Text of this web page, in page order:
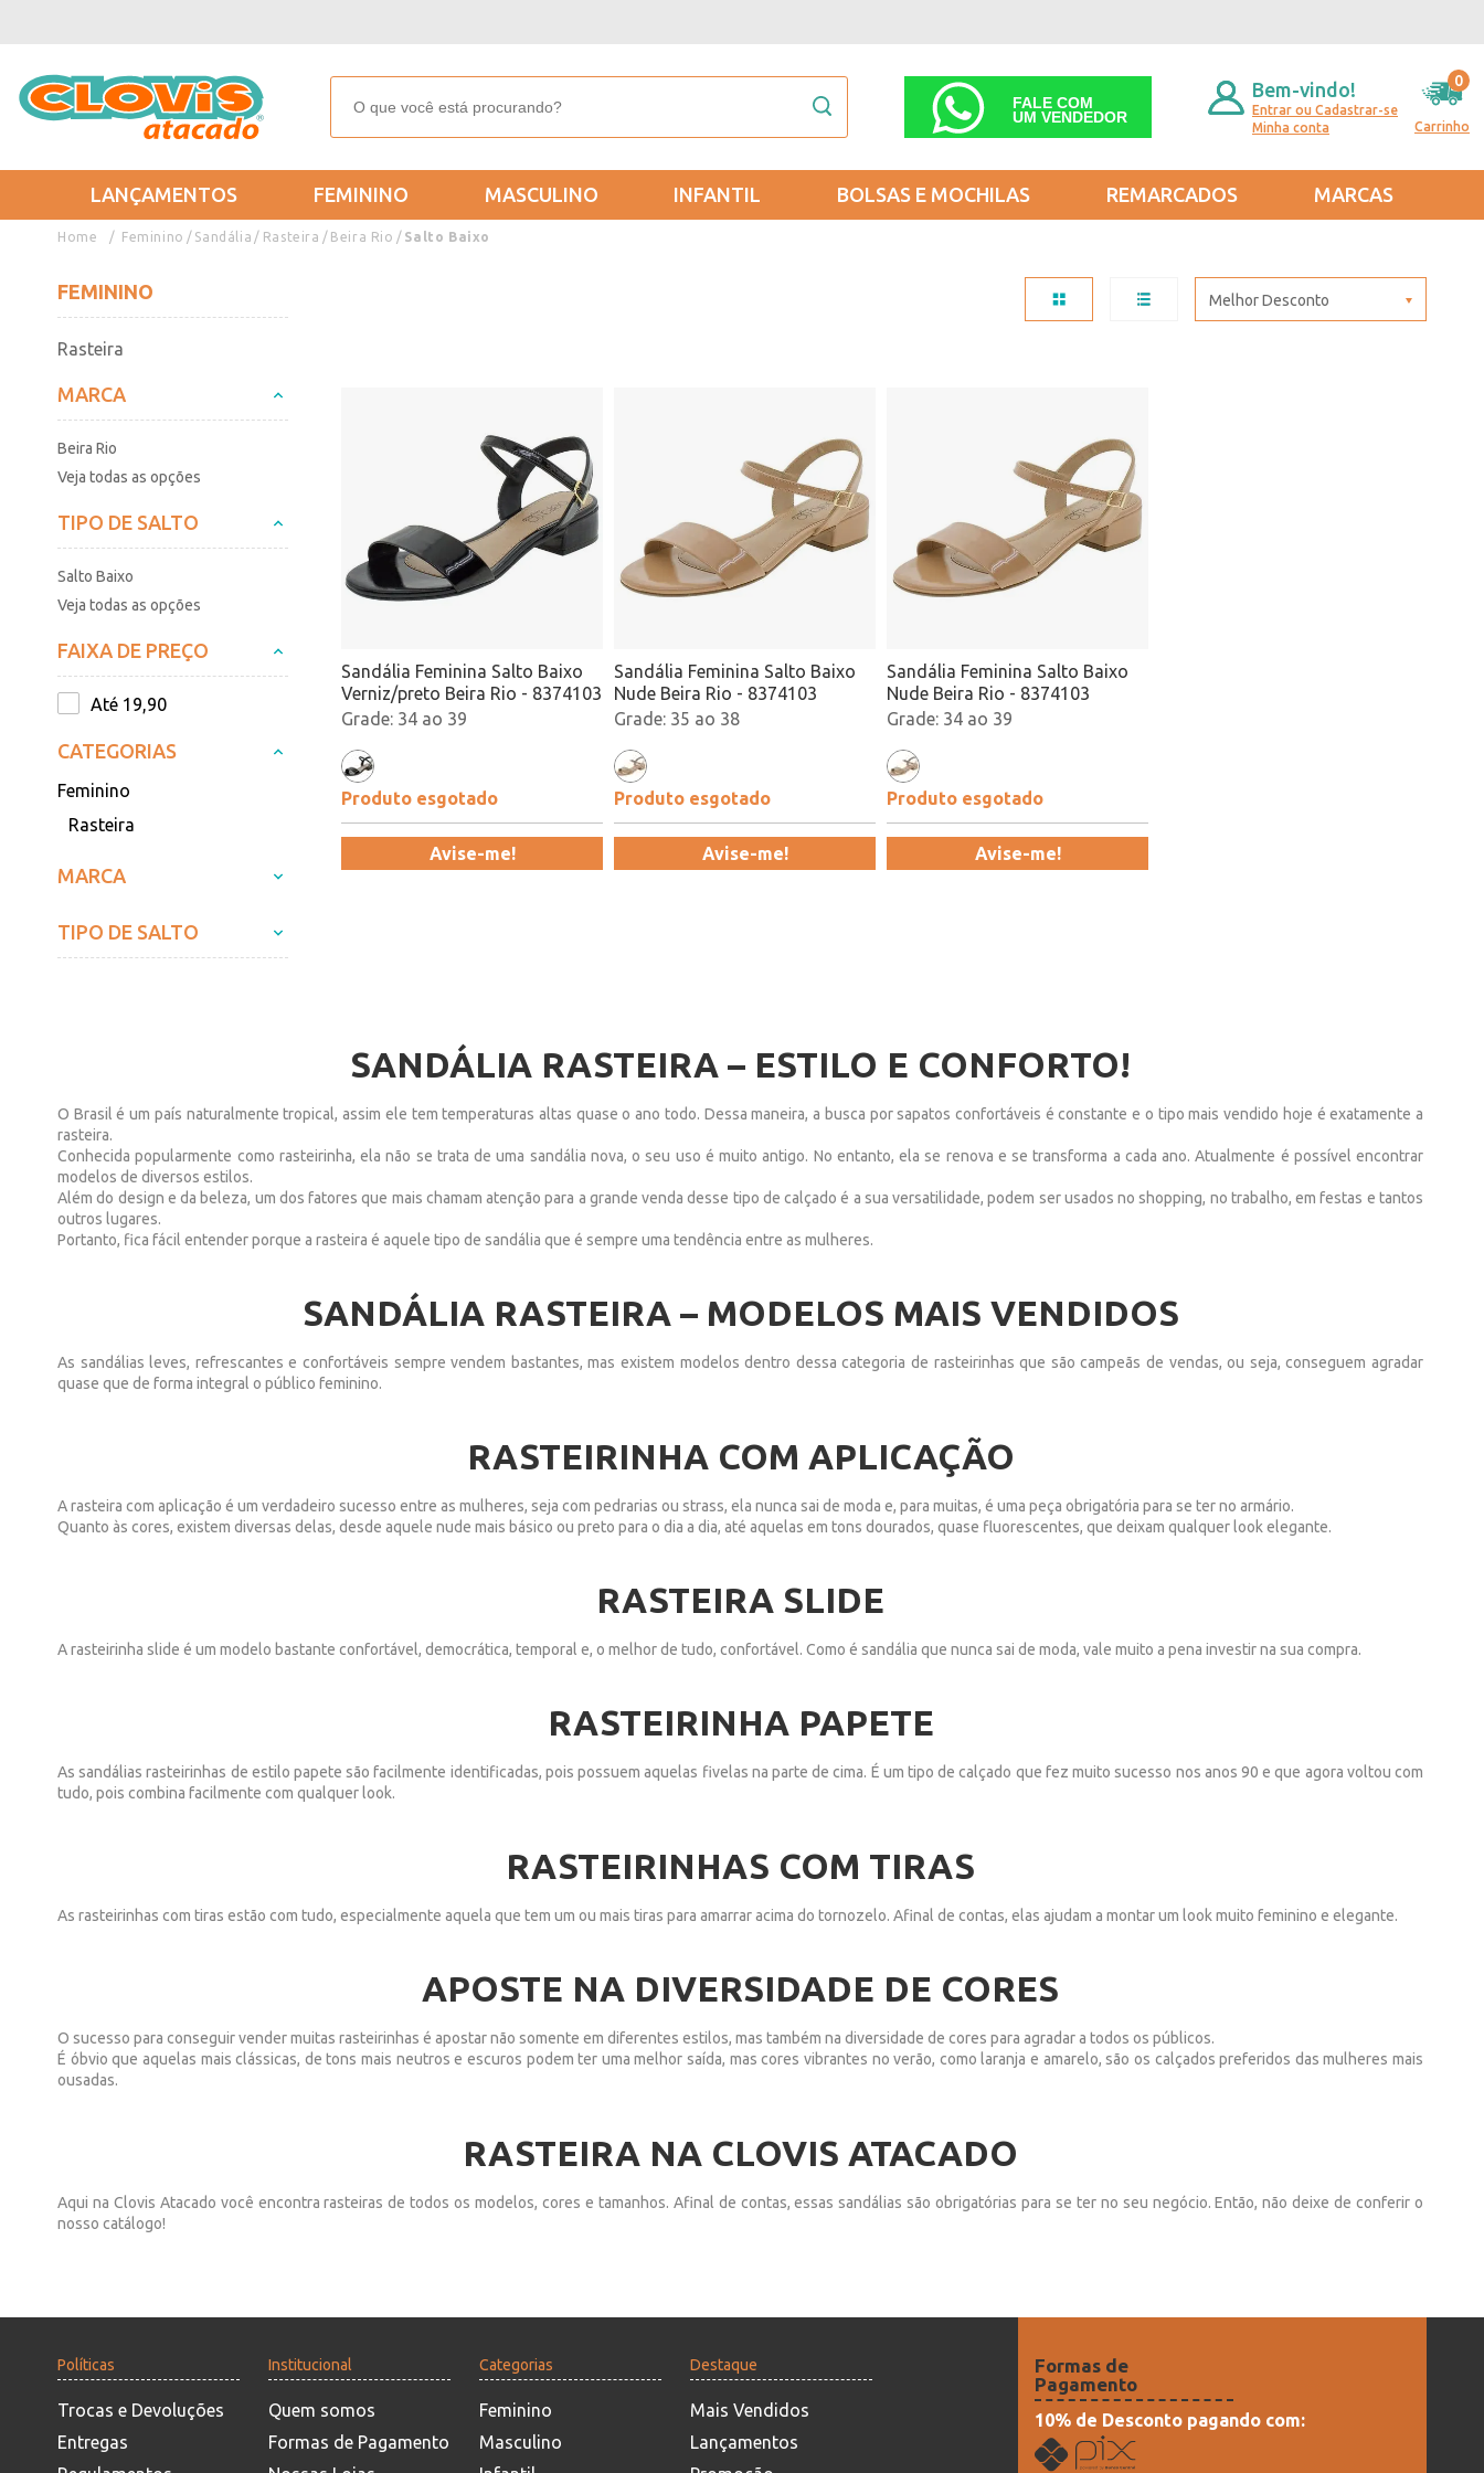
FALE COM
UM VENDEDOR
Bem-vindo!
Entrar ou Cadastrar-se
Minha conta
Carrinho
0
LANÇAMENTOS FEMININO MASCULINO INFANTIL BOLSAS E MOCHILAS REMARCADOS MARCAS
Feminino Sandália Rasteira Beira Rio Salto Baixo
FEMININO
Rasteira
MARCA
Beira Rio
Veja todas as opções
TIPO DE SALTO
Salto Baixo
Veja todas as opções
FAIXA DE PREÇO
Até 19,90
CATEGORIAS
Feminino
Rasteira
MARCA
TIPO DE SALTO
Melhor Desconto
Sandália Feminina Salto Baixo
Verniz/preto Beira Rio - 8374103
34 ao 39
Produto esgotado
Avise-me!
Sandália Feminina Salto Baixo
Nude Beira Rio - 8374103
35 ao 38
Produto esgotado
Avise-me!
Sandália Feminina Salto Baixo
Nude Beira Rio - 8374103
34 ao 39
Produto esgotado
Avise-me!
SANDÁLIA RASTEIRA – ESTILO E CONFORTO!
O Brasil é um país naturalmente tropical, assim ele tem temperaturas altas quase o ano todo. Dessa maneira, a busca por sapatos confortáveis é constante e o tipo mais vendido hoje é exatamente a
rasteira.
Conhecida popularmente como rasteirinha, ela não se trata de uma sandália nova, o seu uso é muito antigo. No entanto, ela se renova e se transforma a cada ano. Atualmente é possível encontrar
modelos de diversos estilos.
Além do design e da beleza, um dos fatores que mais chamam atenção para a grande venda desse tipo de calçado é a sua versatilidade, podem ser usados no shopping, no trabalho, em festas e tantos
outros lugares.
Portanto, fica fácil entender porque a rasteira é aquele tipo de sandália que é sempre uma tendência entre as mulheres.
SANDÁLIA RASTEIRA – MODELOS MAIS VENDIDOS
As sandálias leves, refrescantes e confortáveis sempre vendem bastantes, mas existem modelos dentro dessa categoria de rasteirinhas que são campeãs de vendas, ou seja, conseguem agradar
quase que de forma integral o público feminino.
RASTEIRINHA COM APLICAÇÃO
A rasteira com aplicação é um verdadeiro sucesso entre as mulheres, seja com pedrarias ou strass, ela nunca sai de moda e, para muitas, é uma peça obrigatória para se ter no armário.
Quanto às cores, existem diversas delas, desde aquele nude mais básico ou preto para o dia a dia, até aquelas em tons dourados, quase fluorescentes, que deixam qualquer look elegante.
RASTEIRA SLIDE
A rasteirinha slide é um modelo bastante confortável, democrática, temporal e, o melhor de tudo, confortável. Como é sandália que nunca sai de moda, vale muito a pena investir na sua compra.
RASTEIRINHA PAPETE
As sandálias rasteirinhas de estilo papete são facilmente identificadas, pois possuem aquelas fivelas na parte de cima. É um tipo de calçado que fez muito sucesso nos anos 90 e que agora voltou com
tudo, pois combina facilmente com qualquer look.
RASTEIRINHAS COM TIRAS
As rasteirinhas com tiras estão com tudo, especialmente aquela que tem um ou mais tiras para amarrar acima do tornozelo. Afinal de contas, elas ajudam a montar um look muito feminino e elegante.
APOSTE NA DIVERSIDADE DE CORES
O sucesso para conseguir vender muitas rasteirinhas é apostar não somente em diferentes estilos, mas também na diversidade de cores para agradar a todos os públicos.
É óbvio que aquelas mais clássicas, de tons mais neutros e escuros podem ter uma melhor saída, mas cores vibrantes no verão, como laranja e amarelo, são os calçados preferidos das mulheres mais
ousadas.
RASTEIRA NA CLOVIS ATACADO
Aqui na Clovis Atacado você encontra rasteiras de todos os modelos, cores e tamanhos. Afinal de contas, essas sandálias são obrigatórias para se ter no seu negócio. Então, não deixe de conferir o
nosso catálogo!
Políticas
Trocas e Devoluções
Entregas
Institucional
Quem somos
Formas de Pagamento
Categorias
Feminino
Masculino
Destaque
Mais Vendidos
Lançamentos
Formas de
Pagamento
10% de Desconto pagando com: